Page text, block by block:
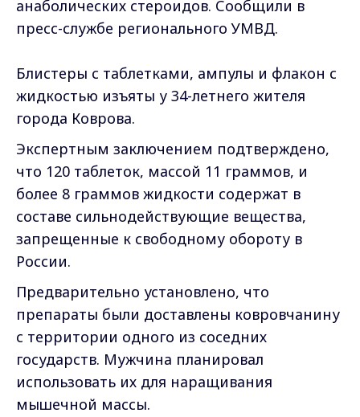
анаболических стероидов. Сообщили в
пресс-службе регионального УМВД.
Блистеры с таблетками, ампулы и флакон с
жидкостью изъяты у 34-летнего жителя
города Коврова.
Экспертным заключением подтверждено,
что 120 таблеток, массой 11 граммов, и
более 8 граммов жидкости содержат в
составе сильнодействующие вещества,
запрещенные к свободному обороту в
России.
Предварительно установлено, что
препараты были доставлены ковровчанину
с территории одного из соседних
государств. Мужчина планировал
использовать их для наращивания
мышечной массы.